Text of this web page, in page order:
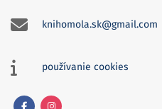
knihomola.sk@gmail.com
používanie cookies